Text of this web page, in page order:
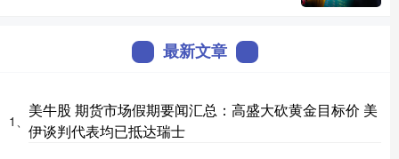
最新文章
1、
美牛股 期货市场假期要闻汇总：高盛大砍黄金目标价 美
伊谈判代表均已抵达瑞士